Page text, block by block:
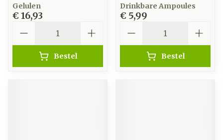
Gelulen
€ 16,93
Bestel
Drinkbare Ampoules
€ 5,99
Bestel